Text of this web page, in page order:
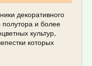
декоративного
полутора и более
культур,
которых